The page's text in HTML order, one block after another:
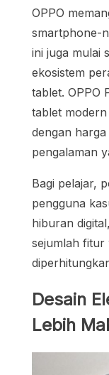
OPPO
smartphone-
ini juga mulai
ekosistem
tablet. OPPO
tablet
dengan
pengalaman
Bagi pelajar,
pengguna
hiburan
sejumlah fitur
Desain
Lebih